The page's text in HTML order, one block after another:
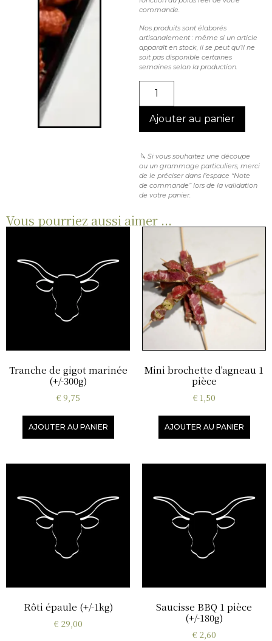
commande.
Nos produits sont élaborés
artisanalement : même si un article
apparaît en stock, il se peut qu’il ne
soit pas disponible certaines
semaines selon la production.
Ajouter au panier
🔪 Si vous souhaitez une découpe
ou un grammage particuliers, merci
de le préciser dans l’espace “Note
de commande” lors de la validation
de votre panier.
Vous pourriez aussi aimer ...
Tranche de gigot marinée
(+/-300g)
€9,75
AJOUTER AU PANIER
Mini brochette d'agneau 1
pièce
€1,50
AJOUTER AU PANIER
Rôti épaule (+/-1kg)
€29,00
Saucisse BBQ 1 pièce
(+/-180g)
€2,60